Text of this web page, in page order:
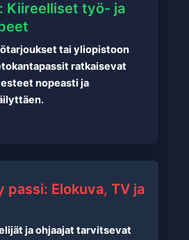
Kiireelliset työ- ja
tai yliopistoon
ratkaisevat
nopeasti ja
passi: Elokuva, TV ja
ja ohjaajat tarvitsevat